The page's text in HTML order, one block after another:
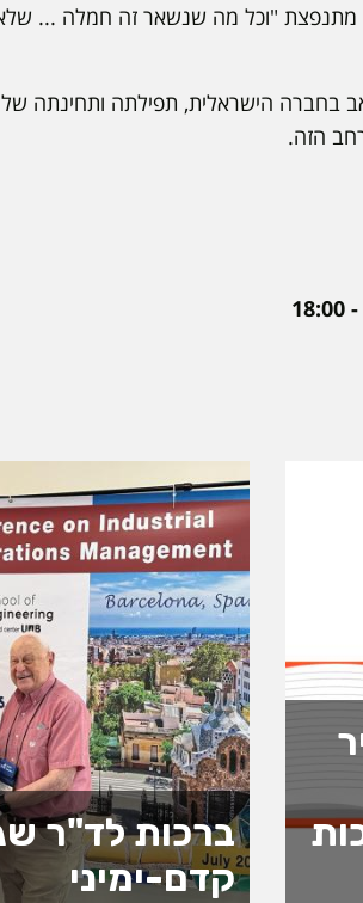
"וכל מה שנשאר זה חמלה ... שלא
בחברה הישראלית, תפילתה ותחינתה של
הזה.
ברכות לד"ר
קדם-ימיני